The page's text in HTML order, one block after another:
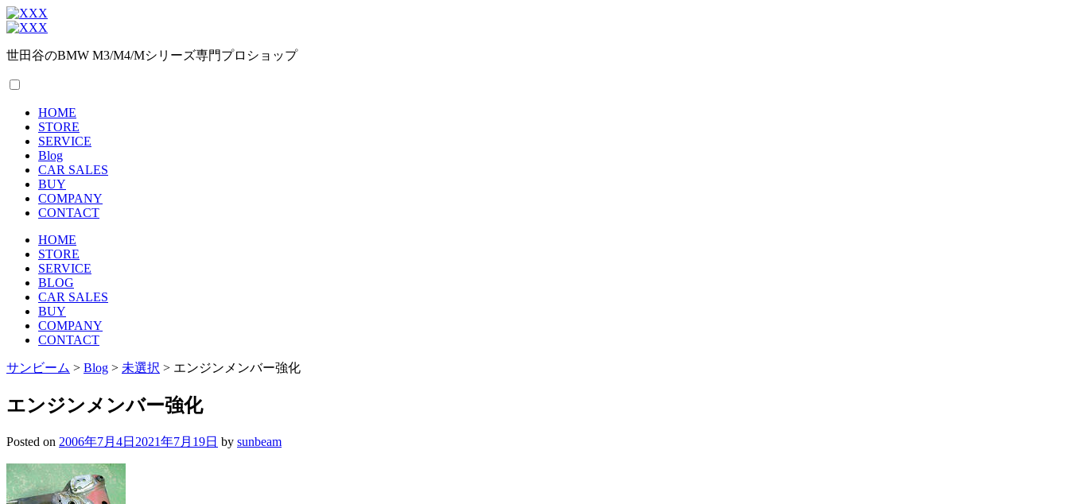
世田谷のBMW M3/M4/Mシリーズ専門プロショップ
HOME
STORE
SERVICE
Blog
CAR SALES
BUY
COMPANY
CONTACT
HOME
STORE
SERVICE
BLOG
CAR SALES
BUY
COMPANY
CONTACT
サンビーム > Blog > 未選択 > エンジンメンバー強化
エンジンメンバー強化
Posted on 2006年7月4日 2021年7月19日 by sunbeam